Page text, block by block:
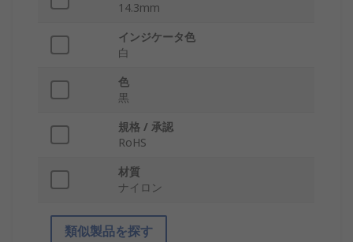
14.3mm
インジケータ色
白
色
黒
規格 / 承認
RoHS
材質
ナイロン
類似製品を探す